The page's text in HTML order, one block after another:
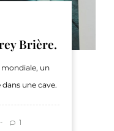
Brière.
un
une cave.
1